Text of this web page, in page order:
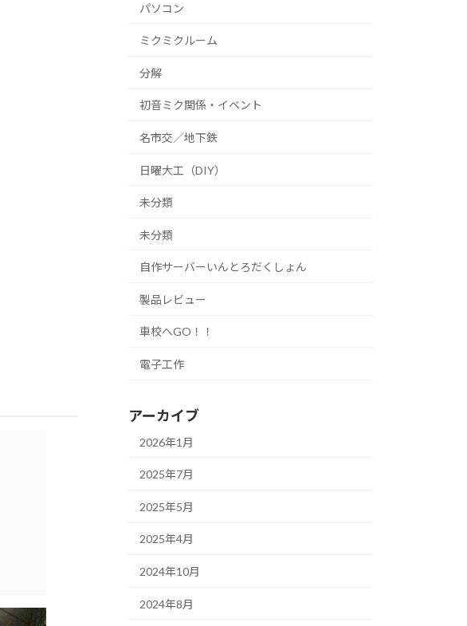
パソコン
ミクミクルーム
分解
初音ミク関係・イベント
名市交／地下鉄
日曜大工（DIY）
未分類
未分類
自作サーバーいんとろだくしょん
製品レビュー
車校へGO！！
電子工作
アーカイブ
2026年1月
2025年7月
2025年5月
2025年4月
2024年10月
2024年8月